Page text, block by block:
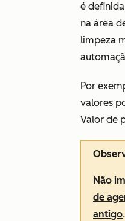
é
na área
limpeza
Por
valores
Valor de
Não
de
antigo.